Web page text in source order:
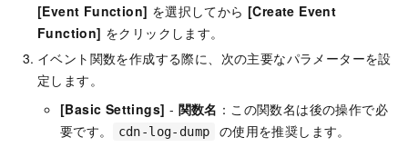
[Event Function] を選択してから [Create Event
Function] をクリックします。
イベント関数を作成する際に、次の主要なパラメーターを設
定します。
[Basic Settings] - 関数名 ：この関数名は後の操作で必
要です。
cdn-log-dump
の使用を推奨します。